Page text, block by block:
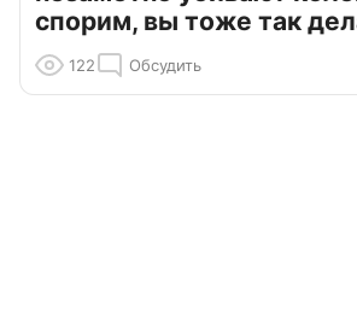
спорим, вы тоже так
122 Обсудить